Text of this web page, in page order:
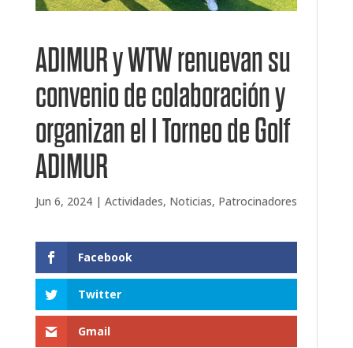
ADIMUR y WTW renuevan su
convenio de colaboración y
organizan el I Torneo de Golf
ADIMUR
Jun 6, 2024| Actividades, Noticias, Patrocinadores
Facebook
Twitter
Gmail